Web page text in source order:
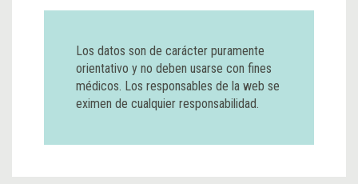
Los datos son de carácter puramente
orientativo y no deben usarse con fines
médicos. Los responsables de la web se
eximen de cualquier responsabilidad.